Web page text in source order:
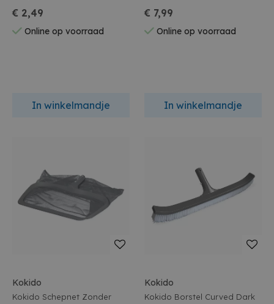
€ 2,49
Online op voorraad
In winkelmandje
€ 7,99
Online op voorraad
In winkelmandje
Kokido
Kokido Schepnet Zonder
Kokido
Kokido Borstel Curved Dark